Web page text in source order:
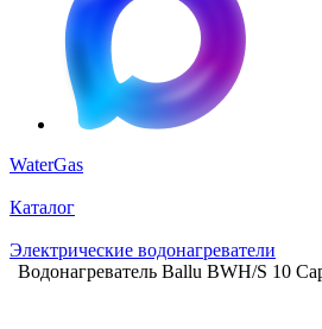
WaterGas
Каталог
Электрические водонагреватели
Водонагреватель Ballu BWH/S 10